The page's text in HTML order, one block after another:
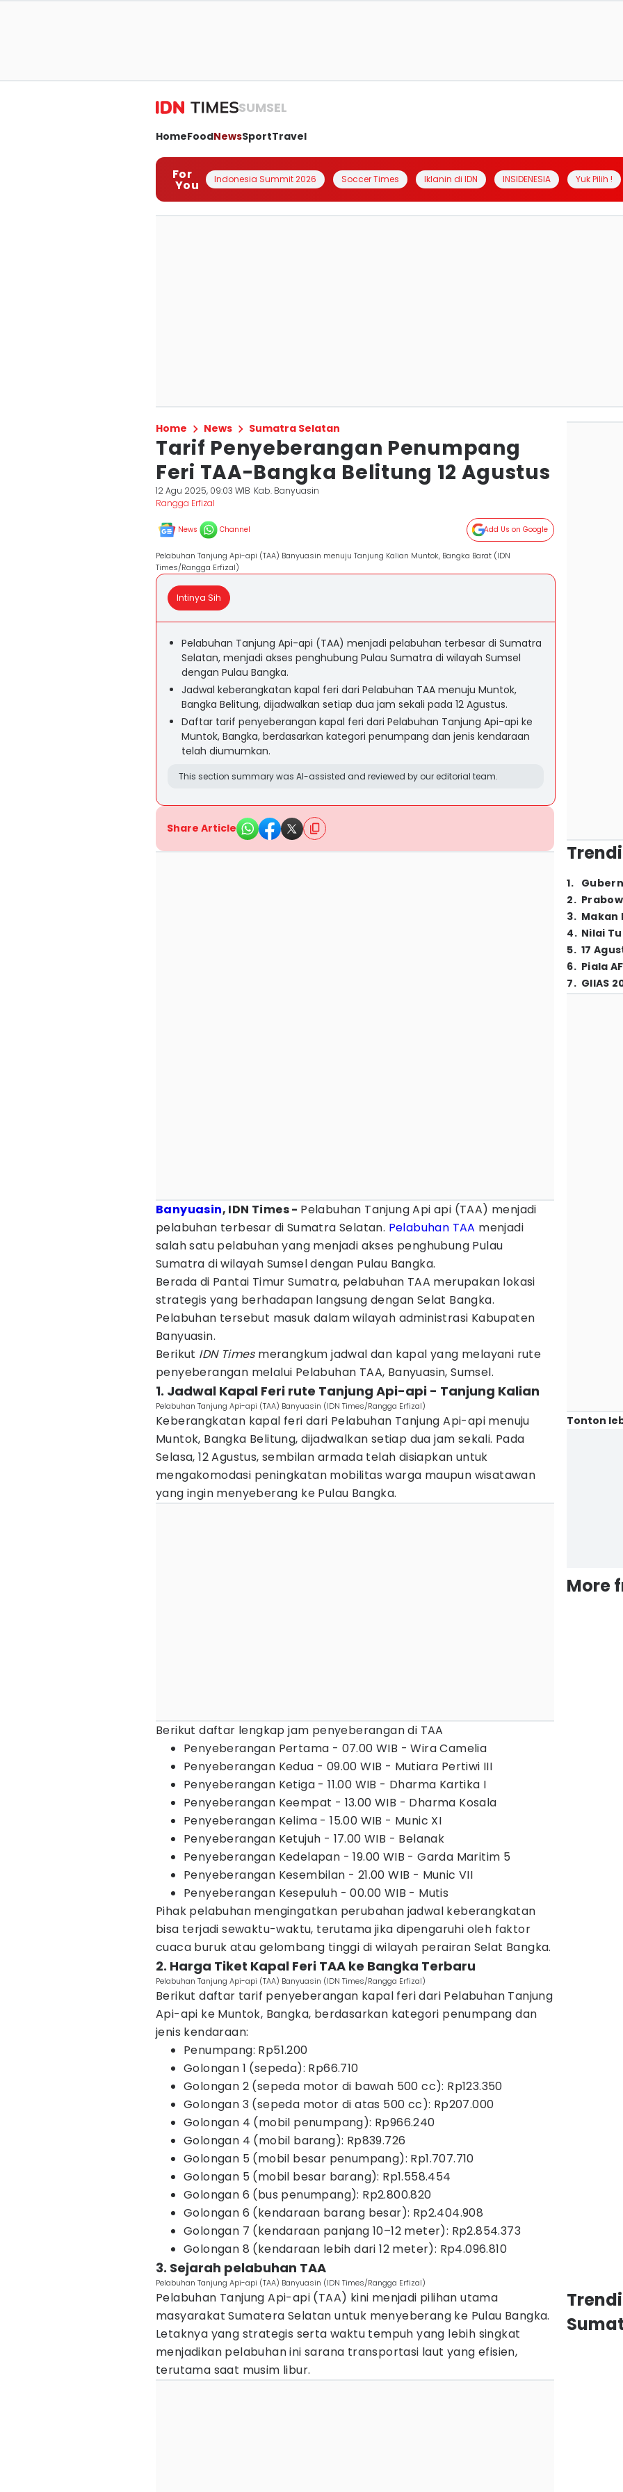
SUMSEL
HomeFoodNewsSportTravel
For
You Indonesia Summit 2026 Soccer Times Iklanin di IDN INSIDENESIA Yuk Pilih !
Home News Sumatra Selatan
Tarif Penyeberangan Penumpang
Feri TAA-Bangka Belitung 12 Agustus
12 Agu 2025, 09:03 WIB Kab. Banyuasin
Rangga Erfizal
News Channel Add Us on Google
Pelabuhan Tanjung Api-api (TAA) Banyuasin menuju Tanjung Kalian Muntok, Bangka Barat (IDN
Times/Rangga Erfizal)
Intinya Sih
Pelabuhan Tanjung Api-api (TAA) menjadi pelabuhan terbesar di Sumatra
Selatan, menjadi akses penghubung Pulau Sumatra di wilayah Sumsel
dengan Pulau Bangka.
Jadwal keberangkatan kapal feri dari Pelabuhan TAA menuju Muntok,
Bangka Belitung, dijadwalkan setiap dua jam sekali pada 12 Agustus.
Daftar tarif penyeberangan kapal feri dari Pelabuhan Tanjung Api-api ke
Muntok, Bangka, berdasarkan kategori penumpang dan jenis kendaraan
telah diumumkan.
This section summary was AI-assisted and reviewed by our editorial team.
Share Article
Banyuasin, IDN Times - Pelabuhan Tanjung Api api (TAA) menjadi
pelabuhan terbesar di Sumatra Selatan. Pelabuhan TAA menjadi
salah satu pelabuhan yang menjadi akses penghubung Pulau
Sumatra di wilayah Sumsel dengan Pulau Bangka.
Berada di Pantai Timur Sumatra, pelabuhan TAA merupakan lokasi
strategis yang berhadapan langsung dengan Selat Bangka.
Pelabuhan tersebut masuk dalam wilayah administrasi Kabupaten
Banyuasin.
Berikut IDN Timesmerangkum jadwal dan kapal yang melayani rute
penyeberangan melalui Pelabuhan TAA, Banyuasin, Sumsel.
1. Jadwal Kapal Feri rute Tanjung Api-api - Tanjung Kalian
Pelabuhan Tanjung Api-api (TAA) Banyuasin (IDN Times/Rangga Erfizal)
Keberangkatan kapal feri dari Pelabuhan Tanjung Api-api menuju
Muntok, Bangka Belitung, dijadwalkan setiap dua jam sekali. Pada
Selasa, 12 Agustus, sembilan armada telah disiapkan untuk
mengakomodasi peningkatan mobilitas warga maupun wisatawan
yang ingin menyeberang ke Pulau Bangka.
Berikut daftar lengkap jam penyeberangan di TAA
Penyeberangan Pertama - 07.00 WIB - Wira Camelia
Penyeberangan Kedua - 09.00 WIB - Mutiara Pertiwi III
Penyeberangan Ketiga - 11.00 WIB - Dharma Kartika I
Penyeberangan Keempat - 13.00 WIB - Dharma Kosala
Penyeberangan Kelima - 15.00 WIB - Munic XI
Penyeberangan Ketujuh - 17.00 WIB - Belanak
Penyeberangan Kedelapan - 19.00 WIB - Garda Maritim 5
Penyeberangan Kesembilan - 21.00 WIB - Munic VII
Penyeberangan Kesepuluh - 00.00 WIB - Mutis
Pihak pelabuhan mengingatkan perubahan jadwal keberangkatan
bisa terjadi sewaktu-waktu, terutama jika dipengaruhi oleh faktor
cuaca buruk atau gelombang tinggi di wilayah perairan Selat Bangka.
2. Harga Tiket Kapal Feri TAA ke Bangka Terbaru
Pelabuhan Tanjung Api-api (TAA) Banyuasin (IDN Times/Rangga Erfizal)
Berikut daftar tarif penyeberangan kapal feri dari Pelabuhan Tanjung
Api-api ke Muntok, Bangka, berdasarkan kategori penumpang dan
jenis kendaraan:
Penumpang: Rp51.200
Golongan 1 (sepeda): Rp66.710
Golongan 2 (sepeda motor di bawah 500 cc): Rp123.350
Golongan 3 (sepeda motor di atas 500 cc): Rp207.000
Golongan 4 (mobil penumpang): Rp966.240
Golongan 4 (mobil barang): Rp839.726
Golongan 5 (mobil besar penumpang): Rp1.707.710
Golongan 5 (mobil besar barang): Rp1.558.454
Golongan 6 (bus penumpang): Rp2.800.820
Golongan 6 (kendaraan barang besar): Rp2.404.908
Golongan 7 (kendaraan panjang 10–12 meter): Rp2.854.373
Golongan 8 (kendaraan lebih dari 12 meter): Rp4.096.810
3. Sejarah pelabuhan TAA
Pelabuhan Tanjung Api-api (TAA) Banyuasin (IDN Times/Rangga Erfizal)
Pelabuhan Tanjung Api-api (TAA) kini menjadi pilihan utama
masyarakat Sumatera Selatan untuk menyeberang ke Pulau Bangka.
Letaknya yang strategis serta waktu tempuh yang lebih singkat
menjadikan pelabuhan ini sarana transportasi laut yang efisien,
terutama saat musim libur.
1.
2.
3. Makan
4. Nilai
5. 17
6. Piala
7. GIIAS
Tonton
More